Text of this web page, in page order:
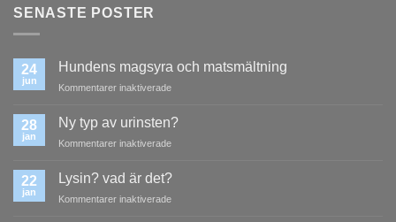
SENASTE POSTER
24
jun
Hundens magsyra och matsmältning
Kommentarer inaktiveradeför
magsyra
matsmältning
28
jan
Ny typ av urinsten?
Kommentarer inaktiveradeför
typ
urinsten?
22
jan
Lysin? vad är det?
Kommentarer inaktiveradeför